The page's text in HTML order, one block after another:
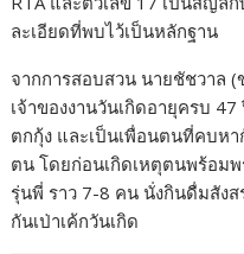
ละเอียดที่พบไว้เป็นหลักฐาน
จากการสอบสวน นายชัชวาล
เจ้าของงานวันเกิดอายุครบ
ตกกุ้ง และเป็นเพื่อนตนที่คบห
ตน โดยก่อนเกิดเหตุตนพร้อม
รุ่นพี่ ราว 7-8 คน นั่งกินดื่มสัง
กันเป่าเค้กวันเกิด